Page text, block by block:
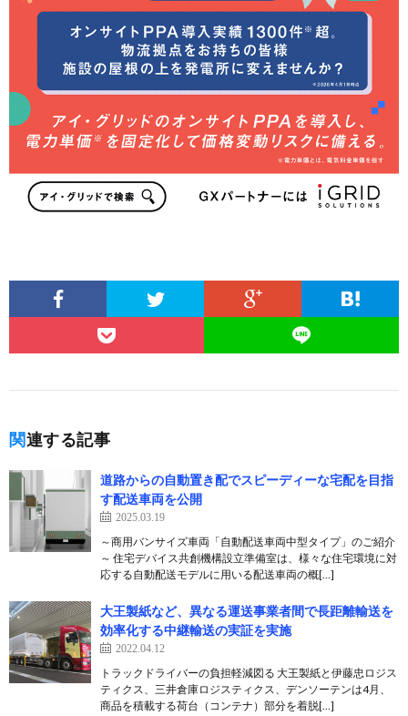
関連する記事
道路からの自動置き配でスピーディーな宅配を目指
す配送車両を公開
2025.03.19
～商用バンサイズ車両「自動配送車両中型タイプ」のご紹介
～ 住宅デバイス共創機構設立準備室は、様々な住宅環境に対
応する自動配送モデルに用いる配送車両の概[…]
大王製紙など、異なる運送事業者間で長距離輸送を
効率化する中継輸送の実証を実施
2022.04.12
トラックドライバーの負担軽減図る 大王製紙と伊藤忠ロジス
ティクス、三井倉庫ロジスティクス、デンソーテンは4月、
商品を積載する荷台（コンテナ）部分を着脱[…]